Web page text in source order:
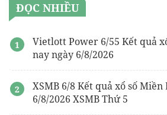
ĐỌC NHIỀU
Vietlott Power 6/55 Kết quả
nay ngày 6/8/2026
XSMB 6/8 Kết quả xổ số Miền
6/8/2026 XSMB Thứ 5